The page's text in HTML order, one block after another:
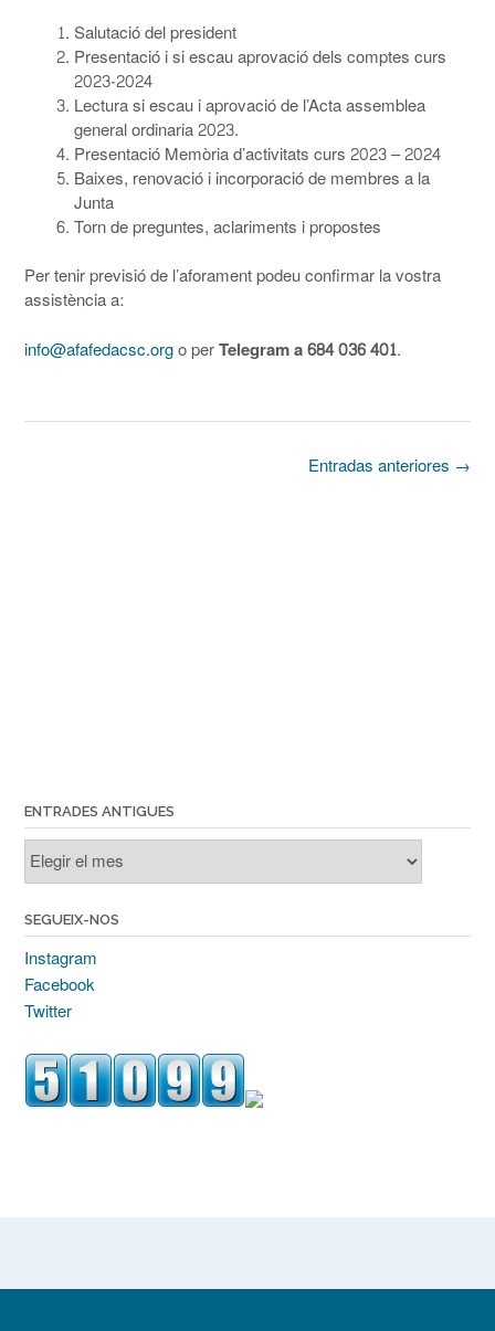
Salutació del president
Presentació i si escau aprovació dels comptes curs
2023-2024
Lectura si escau i aprovació de l’Acta assemblea
general ordinaria 2023.
Presentació Memòria d’activitats curs 2023 – 2024
Baixes, renovació i incorporació de membres a la
Junta
Torn de preguntes, aclariments i propostes
Per tenir previsió de l’aforament podeu confirmar la vostra
assistència a:
info@afafedacsc.orgo perTelegram a 684 036 401.
Entradas anteriores →
ENTRADES ANTIGUES
Entrades
antigues
SEGUEIX-NOS
Instagram
Facebook
Twitter